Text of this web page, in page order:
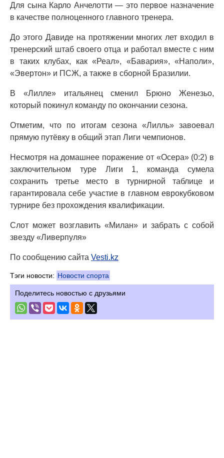
Для сына Карло Анчелотти — это первое назначение
в качестве полноценного главного тренера.
До этого Давиде на протяжении многих лет входил в
тренерский штаб своего отца и работал вместе с ним
в таких клубах, как «Реал», «Бавария», «Наполи»,
«Эвертон» и ПСЖ, а также в сборной Бразилии.
В «Лилле» итальянец сменил Брюно Женезьо,
который покинул команду по окончании сезона.
Отметим, что по итогам сезона «Лилль» завоевал
прямую путёвку в общий этап Лиги чемпионов.
Несмотря на домашнее поражение от «Осера» (0:2) в
заключительном туре Лиги 1, команда сумела
сохранить третье место в турнирной таблице и
гарантировала себе участие в главном еврокубковом
турнире без прохождения квалификации.
Слот может возглавить «Милан» и забрать с собой
звезду «Ливерпуля»
По сообщению сайта Vesti.kz
Тэги новости: Новости спорта
Поделитесь новостью с друзьями